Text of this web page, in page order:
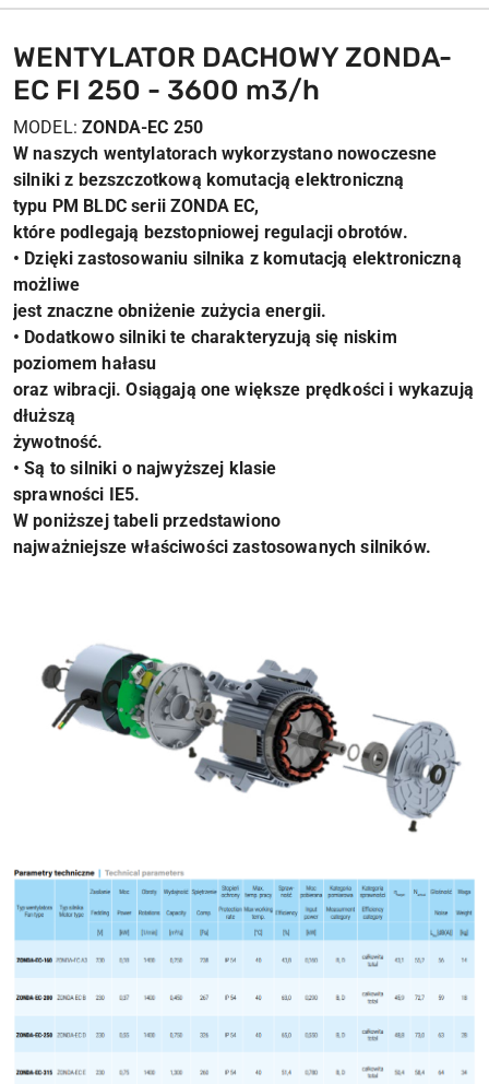
WENTYLATOR DACHOWY ZONDA-
EC FI 250 - 3600 m3/h
MODEL:ZONDA-EC 250
W naszych wentylatorach wykorzystano nowoczesne
silniki z bezszczotkową komutacją elektroniczną
typu PM BLDC serii ZONDA EC,
które podlegają bezstopniowej regulacji obrotów.
• Dzięki zastosowaniu silnika z komutacją elektroniczną
możliwe
jest znaczne obniżenie zużycia energii.
• Dodatkowo silniki te charakteryzują się niskim
poziomem hałasu
oraz wibracji. Osiągają one większe prędkości i wykazują
dłuższą
żywotność.
• Są to silniki o najwyższej klasie
sprawności IE5.
W poniższej tabeli przedstawiono
najważniejsze właściwości zastosowanych silników.